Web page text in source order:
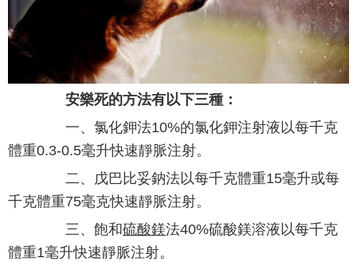
安樂死的方法有以下三種：
一、氯化鉀法10%的氯化鉀注射液以每千克
體重0.3-0.5毫升快速靜脈注射。
二、戊巴比妥鈉法以每千克體重15毫升或每
千克體重75毫克快速靜脈注射。
三、飽和硫酸鎂法40%硫酸鎂溶液以每千克
體重1毫升快速靜脈注射。